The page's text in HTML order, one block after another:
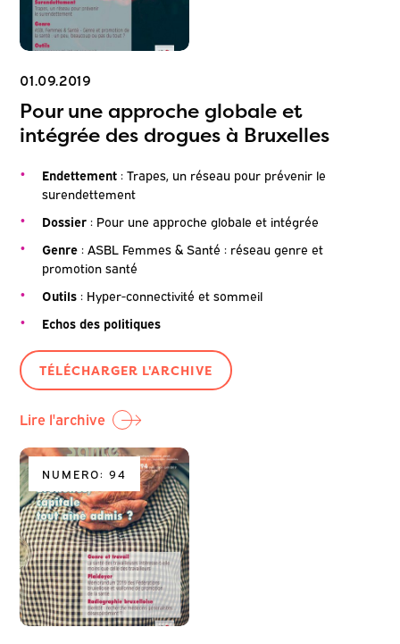
01.09.2019
Pour une approche globale et
intégrée des drogues à Bruxelles
Endettement : Trapes, un réseau pour prévenir le
surendettement
Dossier : Pour une approche globale et intégrée
Genre : ASBL Femmes & Santé : réseau genre et
promotion santé
Outils : Hyper-connectivité et sommeil
Echos des politiques
TÉLÉCHARGER L'ARCHIVE
Lire l'archive
NUMERO: 94